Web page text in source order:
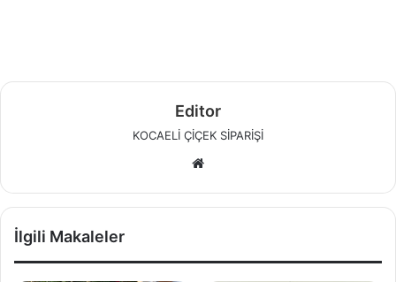
Editor
KOCAELİ ÇİÇEK SİPARİŞİ
b
İlgili Makaleler